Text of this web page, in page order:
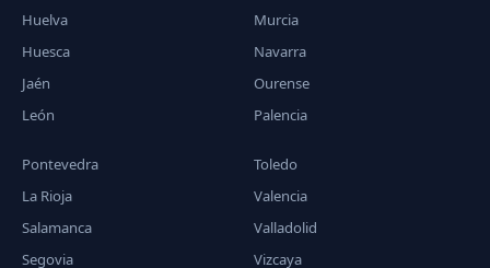
Huelva
Huesca
Jaén
León
Murcia
Navarra
Ourense
Palencia
Pontevedra
La Rioja
Salamanca
Segovia
Toledo
Valencia
Valladolid
Vizcaya